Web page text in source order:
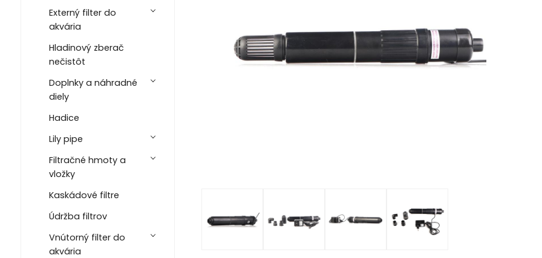
Externý filter do
akvária
Hladinový zberač
nečistôt
Doplnky a náhradné
diely
Hadice
Lily pipe
Filtračné hmoty a
vložky
Kaskádové filtre
Údržba filtrov
Vnútorný filter do
akvária